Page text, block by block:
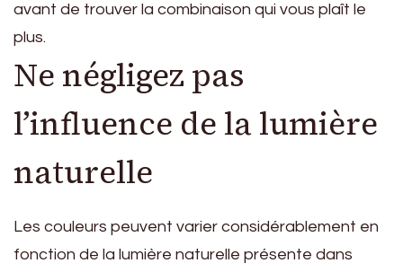
avant de trouver la combinaison qui vous plaît le
plus.
Ne négligez pas
l’influence de la lumière
naturelle
Les couleurs peuvent varier considérablement en
fonction de la lumière naturelle présente dans